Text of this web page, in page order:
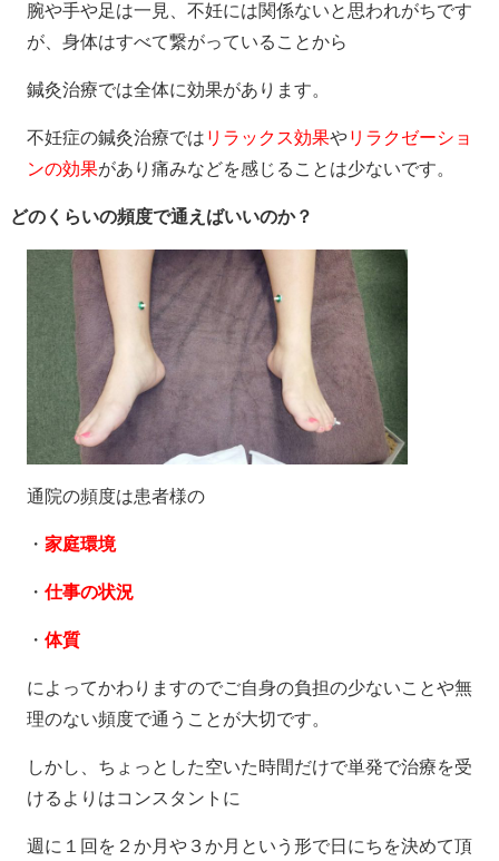
腕や手や足は一見、不妊には関係ないと思われがちです
が、身体はすべて繋がっていることから
鍼灸治療では全体に効果があります。
不妊症の鍼灸治療では リラックス効果やリラクゼーショ
ンの効果があり痛みなどを感じることは少ないです。
どのくらいの頻度で通えばいいのか？
通院の頻度は患者様の
・ 家庭環境
・ 仕事の状況
・ 体質
によってかわりますのでご自身の負担の少ないことや無
理のない頻度で通うことが大切です。
しかし、ちょっとした空いた時間だけで単発で治療を受
けるよりはコンスタントに
週に１回を２か月や３か月という形で日にちを決めて頂